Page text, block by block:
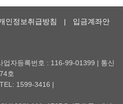
인정보취급방침 |
입금계좌안
업자등록번호 : 116-99-01399 | 통신
호
1599-3416 |